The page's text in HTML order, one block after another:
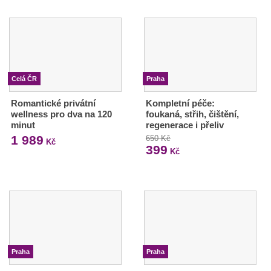
Celá ČR
Romantické privátní
wellness pro dva na 120
minut
1 989 Kč
Praha
Kompletní péče:
foukaná, střih, čištění,
regenerace i přeliv
650 Kč
399 Kč
Praha Praha